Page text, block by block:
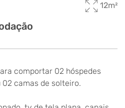
12m²
comportar 02 hóspedes
02 camas de solteiro.